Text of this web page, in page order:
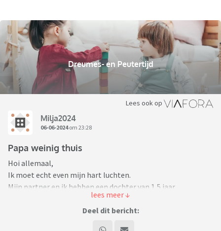
Dreumes- en Peutertijd
Lees ook op
Milja2024
06-06-2024om 23:28
Papa weinig thuis
Hoi allemaal,
Ik moet echt even mijn hart luchten.
Mijn partner en ik hebben een dochter van 1,5 jaar.
Dolgelukkig zijn we met haar. Nu is het helaas wel zo dat het
de laatste maanden wat minder soepel loopt tussen mijn
Deel dit bericht: